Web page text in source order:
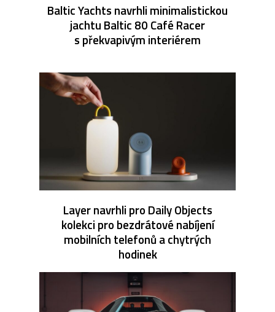
Baltic Yachts navrhli minimalistickou
jachtu Baltic 80 Café Racer
s překvapivým interiérem
Layer navrhli pro Daily Objects
kolekci pro bezdrátové nabíjení
mobilních telefonů a chytrých
hodinek